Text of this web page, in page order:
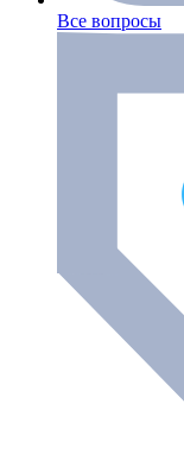
Все вопросы